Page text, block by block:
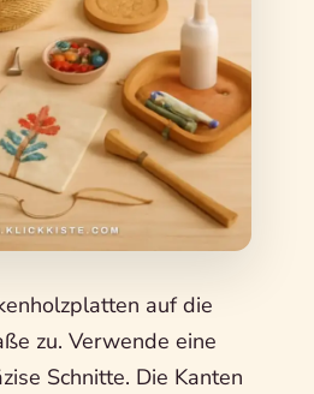
auf die
zu. Verwende eine
Schnitte. Die Kanten